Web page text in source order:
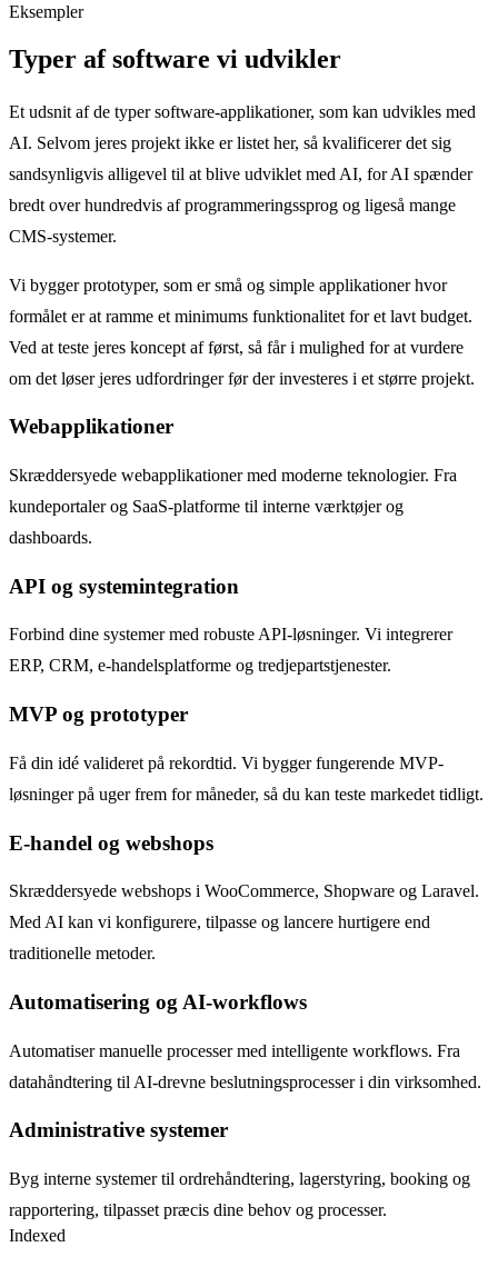
Eksempler
Typer af software vi udvikler
Et udsnit af de typer software-applikationer, som kan udvikles med
AI. Selvom jeres projekt ikke er listet her, så kvalificerer det sig
sandsynligvis alligevel til at blive udviklet med AI, for AI spænder
bredt over hundredvis af programmeringssprog og ligeså mange
CMS-systemer.
Vi bygger prototyper, som er små og simple applikationer hvor
formålet er at ramme et minimums funktionalitet for et lavt budget.
Ved at teste jeres koncept af først, så får i mulighed for at vurdere
om det løser jeres udfordringer før der investeres i et større projekt.
Webapplikationer
Skræddersyede webapplikationer med moderne teknologier. Fra
kundeportaler og SaaS-platforme til interne værktøjer og
dashboards.
API og systemintegration
Forbind dine systemer med robuste API-løsninger. Vi integrerer
ERP, CRM, e-handelsplatforme og tredjepartstjenester.
MVP og prototyper
Få din idé valideret på rekordtid. Vi bygger fungerende MVP-
løsninger på uger frem for måneder, så du kan teste markedet tidligt.
E-handel og webshops
Skræddersyede webshops i WooCommerce, Shopware og Laravel.
Med AI kan vi konfigurere, tilpasse og lancere hurtigere end
traditionelle metoder.
Automatisering og AI-workflows
Automatiser manuelle processer med intelligente workflows. Fra
datahåndtering til AI-drevne beslutningsprocesser i din virksomhed.
Administrative systemer
Byg interne systemer til ordrehåndtering, lagerstyring, booking og
rapportering, tilpasset præcis dine behov og processer.
Indexed